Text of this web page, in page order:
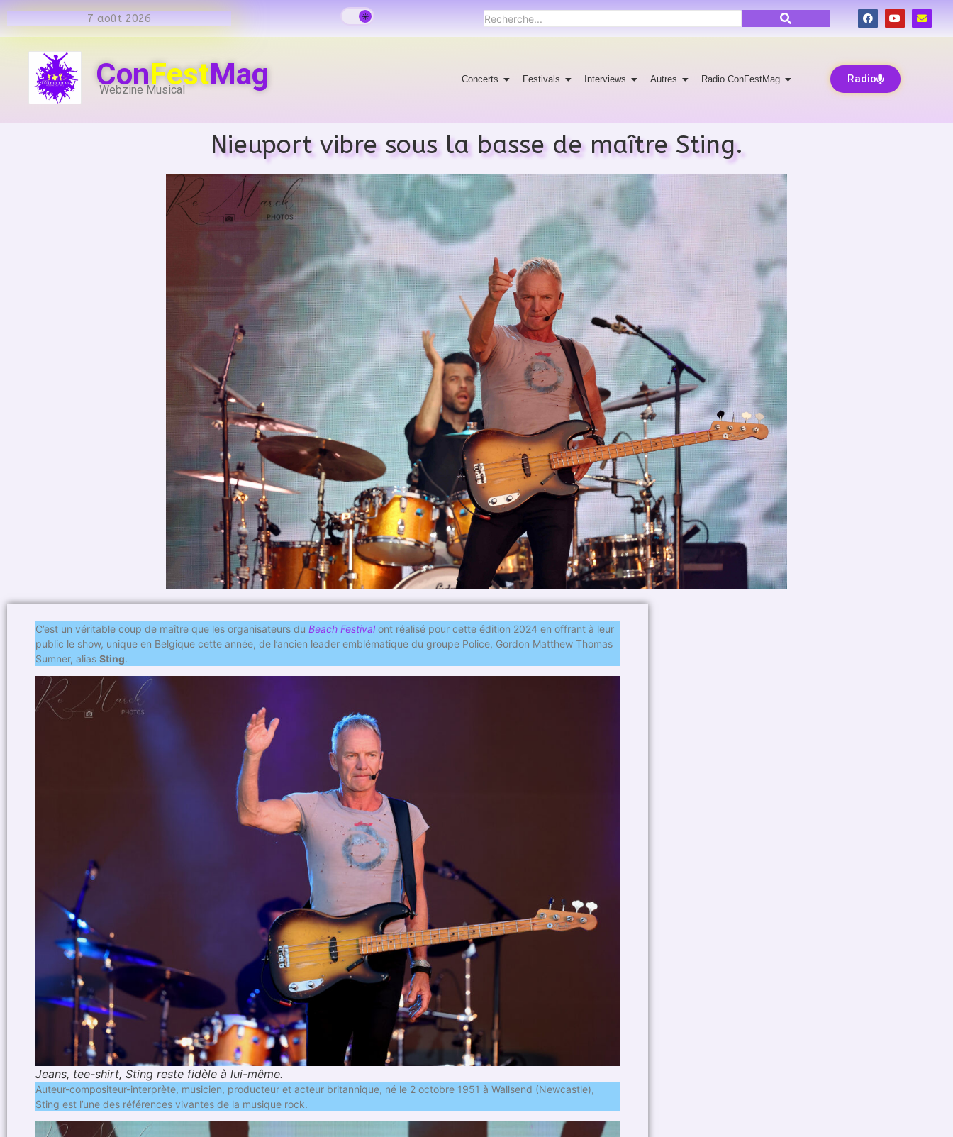
7 août 2026
ConFestMag
Webzine Musical
Concerts Festivals Interviews Autres Radio ConFestMag Radio
Nieuport vibre sous la basse de maître Sting.
C’est un véritable coup de maître que les organisateurs du Beach Festivalont réalisé pour cette édition 2024 en offrant à leur
public le show, unique en Belgique cette année, de l’ancien leader emblématique du groupe Police, Gordon Matthew Thomas
Sumner, alias Sting.
Jeans, tee-shirt, Sting reste fidèle à lui-même.
Auteur-compositeur-interprète, musicien, producteur et acteur britannique, né le 2 octobre 1951 à Wallsend (Newcastle),
Sting est l’une des références vivantes de la musique rock.